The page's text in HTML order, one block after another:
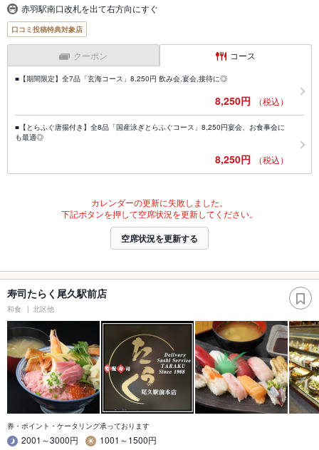
赤羽駅南口改札を出て右方向にすぐ
口コミ投稿特典対象店
クーポン コース
■【期間限定】全7品「玄海コース」8,250円 飲み会,宴会,接待に◎
8,250円 （税込）
■【とらふぐ唐揚付き】全8品「国産泳ぎとらふぐコース」8,250円宴会、お食事会に
も最適◎
8,250円 （税込）
カレンダーの更新に失敗しました。
下記ボタンを押して空席状況を更新してください。
空席状況を更新する
寿司たらく尾久駅前店
和食 北区他
券・ポイント・ケータリング承っております
2001～3000円
1001～1500円